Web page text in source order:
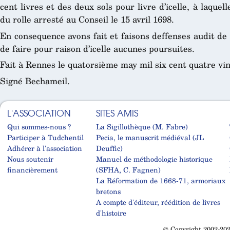
cent livres et des deux sols pour livre d’icelle, à
du rolle arresté au Conseil le 15 avril 1698.
En consequence avons fait et faisons deffenses audit
de faire pour raison d’icelle aucunes poursuites.
Fait à Rennes le quatorsième may mil six cent quatre
Signé Bechameil.
L'ASSOCIATION
Qui sommes-nous ?
Participer à Tudchentil
Adhérer à l'association
Nous soutenir
financièrement
SITES AMIS
La Sigillothèque (M. Fabre)
Pecia, le manuscrit médiéval (JL
Deuffic)
Manuel de méthodologie historique
(SFHA, C. Fagnen)
La Réformation de 1668-71, armoriaux
bretons
A compte d'éditeur, réédition de livres
d'histoire